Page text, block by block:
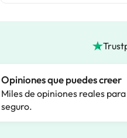
Opiniones que puedes creer
Miles de opiniones reales
seguro.